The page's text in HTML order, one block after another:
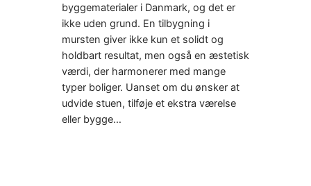
byggematerialer i Danmark, og det er
ikke uden grund. En tilbygning i
mursten giver ikke kun et solidt og
holdbart resultat, men også en æstetisk
værdi, der harmonerer med mange
typer boliger. Uanset om du ønsker at
udvide stuen, tilføje et ekstra værelse
eller bygge…